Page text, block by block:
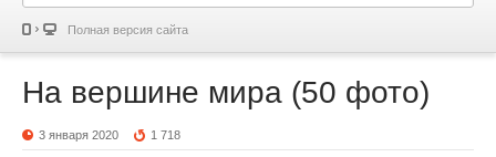
Полная версия сайта
На вершине мира (50 фото)
3 января 2020 1 718